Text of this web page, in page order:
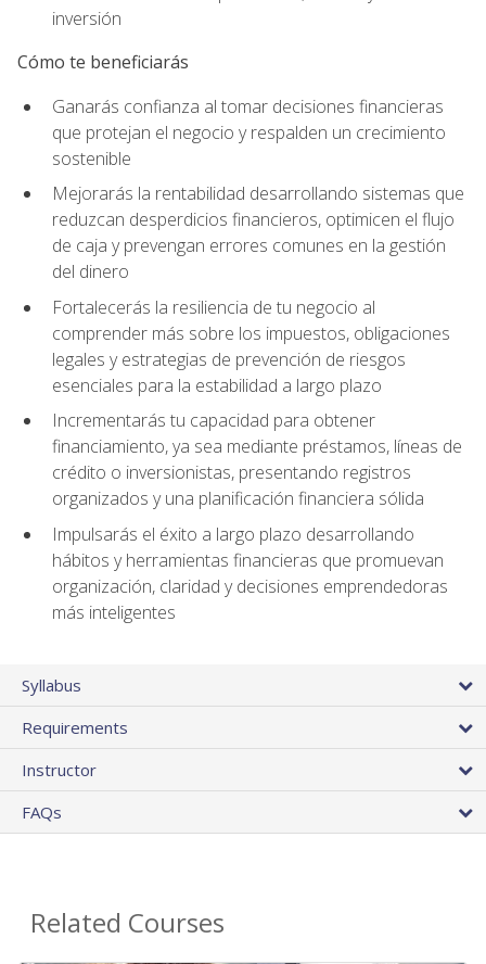
inversión
Cómo te beneficiarás
Ganarás confianza al tomar decisiones financieras
que protejan el negocio y respalden un crecimiento
sostenible
Mejorarás la rentabilidad desarrollando sistemas que
reduzcan desperdicios financieros, optimicen el flujo
de caja y prevengan errores comunes en la gestión
del dinero
Fortalecerás la resiliencia de tu negocio al
comprender más sobre los impuestos, obligaciones
legales y estrategias de prevención de riesgos
esenciales para la estabilidad a largo plazo
Incrementarás tu capacidad para obtener
financiamiento, ya sea mediante préstamos, líneas de
crédito o inversionistas, presentando registros
organizados y una planificación financiera sólida
Impulsarás el éxito a largo plazo desarrollando
hábitos y herramientas financieras que promuevan
organización, claridad y decisiones emprendedoras
más inteligentes
Syllabus
Requirements
Instructor
FAQs
Related Courses